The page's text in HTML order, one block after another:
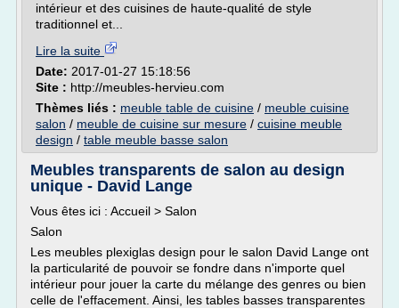
intérieur et des cuisines de haute-qualité de style
traditionnel et...
Lire la suite
Date: 2017-01-27 15:18:56
Site : http://meubles-hervieu.com
Thèmes liés : meuble table de cuisine / meuble cuisine
salon / meuble de cuisine sur mesure / cuisine meuble
design / table meuble basse salon
Meubles transparents de salon au design
unique - David Lange
Vous êtes ici : Accueil > Salon
Salon
Les meubles plexiglas design pour le salon David Lange ont
la particularité de pouvoir se fondre dans n'importe quel
intérieur pour jouer la carte du mélange des genres ou bien
celle de l'effacement. Ainsi, les tables basses transparentes